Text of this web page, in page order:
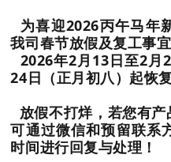
为喜迎2026丙午马年
我司春节放假及复工事
2026年2月13日至2月
24日（正月初八）起恢
放假不打烊，若您有产
可通过微信和预留联系
时间进行回复与处理！